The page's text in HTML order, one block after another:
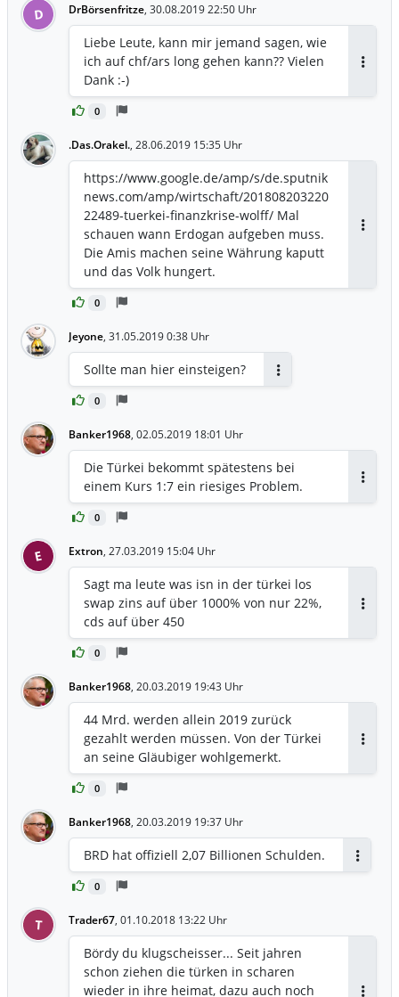
Verhältnisse nochmals deutlich
verschärft, schreibt Hans weiter. Die
Dillinger Hütte und Saarstahl hätten
einen Abbau von annähernd 20 Prozent
der Beschäftigten in den kommenden
drei Jahren angekündigt. Die
zweitwichtigste Industriezweig. Allein die
Dillinger Hütte und Saarstahl
beschäftigen weltweit rund 14.000
Menschen. Zuletzt hatten IG Metall und
Betriebsräte an der Saar angekündigt,
mit den saarländischen
Bundespolitikern Peter Altmaier
(CDU) und Heiko Maas (SPD)
zusammenkommen zu wollen. Am
zufolge bei einer Kundgebung vor dem
Landtag in Saarbrücken etwa 1200
Menschen gegen die Gefährdung
zahlreicher Arbeitsplätze im Land
demonstriert. Auch die zweite große
Branche an der Saar, die Autoindustrie,
kriselt derzeit. Hans schreibt in dem
Brief an Merkel von großen Umbrüchen
für die gesamte deutsche Stahlindustrie.
Er listet als Herausforderungen etwa
globale Überkapazitäten, Dumping- und
Subventionspraktiken in anderen
Ländern, die Folgen von US-Strafzöllen
und die sinkende Stahlnachfrage der
Autoindustrie auf. «Meine große Sorge
ist, dass ohne erneute gemeinsame
Kraftanstrengungen von Land, Bund und
der EU die anstehenden
werden können», formulierte Hans in
dem Schreiben. Auch der Weg hin zu
einer teureren umweltfreundlicheren
Stahlproduktion werde nicht ohne
Unterstützung des Bundes und der EU
machbar sein.
D DrBörsenfritze, 30.08.2019 22:50 Uhr
0
Liebe Leute, kann mir jemand sagen, wie
ich auf chf/ars long gehen kann?? Vielen
Dank :-)
.Das.Orakel., 28.06.2019 15:35 Uhr
0
https://www.google.de/amp/s/de.sputnik
news.com/amp/wirtschaft/201808203220
22489-tuerkei-finanzkrise-wolff/ Mal
schauen wann Erdogan aufgeben muss.
Die Amis machen seine Währung kaputt
und das Volk hungert.
Jeyone, 31.05.2019 0:38 Uhr
0
Sollte man hier einsteigen?
Banker1968, 02.05.2019 18:01 Uhr
0
Die Türkei bekommt spätestens bei
einem Kurs 1:7 ein riesiges Problem.
E Extron, 27.03.2019 15:04 Uhr
0
Sagt ma leute was isn in der türkei los
swap zins auf über 1000% von nur 22%,
cds auf über 450
Banker1968, 20.03.2019 19:43 Uhr
0
44 Mrd. werden allein 2019 zurück
gezahlt werden müssen. Von der Türkei
an seine Gläubiger wohlgemerkt.
Banker1968, 20.03.2019 19:37 Uhr
0
BRD hat offiziell 2,07 Billionen Schulden.
T Trader67, 01.10.2018 13:22 Uhr
Bördy du klugscheisser... Seit jahren
schon ziehen die türken in scharen
wieder in ihre heimat, dazu auch noch